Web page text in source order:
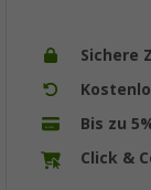
Sichere
Bis zu
Click &